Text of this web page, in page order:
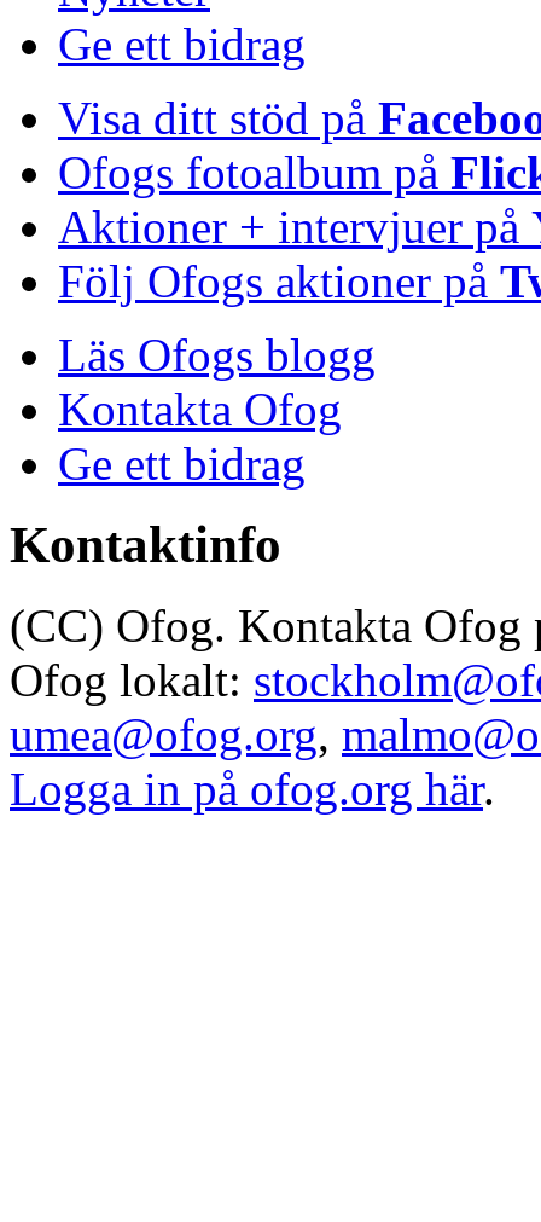
Ge ett bidrag
Visa ditt stöd på
Ofogs fotoalbum på
Aktioner + intervjuer på
Följ Ofogs aktioner på
Läs Ofogs blogg
Kontakta Ofog
Ge ett bidrag
Kontaktinfo
(CC) Ofog. Kontakta Ofog
Ofog lokalt:
umea@ofog.org,
Logga in på ofog.org här.